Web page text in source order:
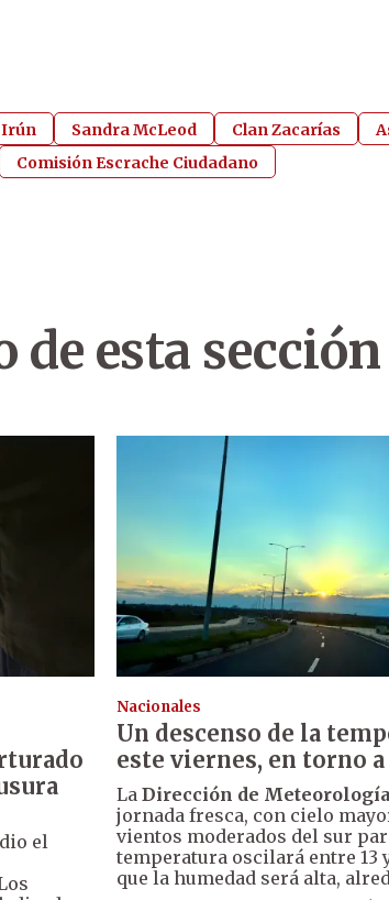
Irún Sandra McLeod Clan Zacarías
Comisión Escrache Ciudadano
esta sección
el
Nacionales
Un descenso de la
este viernes, en torno a
LaDirección de
jornada fresca, con cielo
vientos moderados del sur
temperatura oscilará entre 13
que la humedad será alta,